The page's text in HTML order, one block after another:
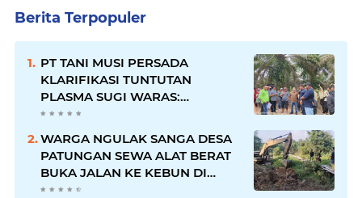
Berita Terpopuler
PT TANI MUSI PERSADA
KLARIFIKASI TUNTUTAN
PLASMA SUGI WARAS:
KEWAJIBAN TELAH DIPENUHI,
WARGA NGULAK SANGA DESA
PATUNGAN SEWA ALAT BERAT
BUKA JALAN KE KEBUN DI
KELURAHAN NGULAK